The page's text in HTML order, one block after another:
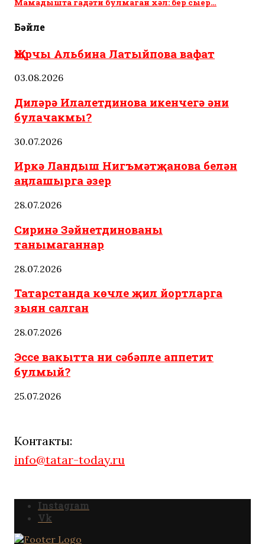
Мамадышта гадәти булмаган хәл: бер сыер…
Бәйле
Җырчы Альбина Латыйпова вафат
03.08.2026
Диләрә Илалетдинова икенчегә әни
булачакмы?
30.07.2026
Иркә Ландыш Нигъмәтҗанова белән
аңлашырга әзер
28.07.2026
Сиринә Зәйнетдинованы
танымаганнар
28.07.2026
Татарстанда көчле җил йортларга
зыян салган
28.07.2026
Эссе вакытта ни сәбәпле аппетит
булмый?
25.07.2026
Контакты:
info@tatar-today.ru
Instagram
Vk